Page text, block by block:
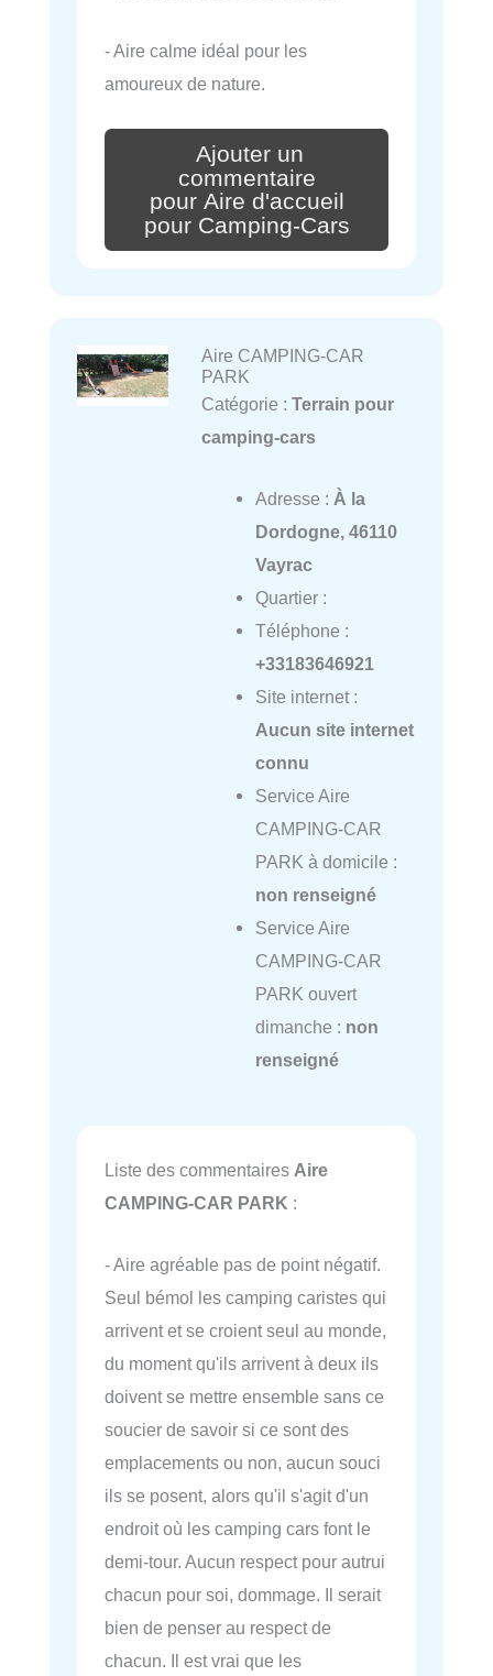
- Aire calme idéal pour les
amoureux de nature.
Ajouter un
commentaire
pour Aire d'accueil
pour Camping-Cars
Aire CAMPING-CAR
PARK
Catégorie : Terrain pour
camping-cars
Adresse : À la
Dordogne, 46110
Vayrac
Quartier :
Téléphone :
+33183646921
Site internet :
Aucun site internet
connu
Service Aire
CAMPING-CAR
PARK à domicile :
non renseigné
Service Aire
CAMPING-CAR
PARK ouvert
dimanche : non
renseigné
Liste des commentaires Aire
CAMPING-CAR PARK :
- Aire agréable pas de point négatif.
Seul bémol les camping caristes qui
arrivent et se croient seul au monde,
du moment qu'ils arrivent à deux ils
doivent se mettre ensemble sans ce
soucier de savoir si ce sont des
emplacements ou non, aucun souci
ils se posent, alors qu'il s'agit d'un
endroit où les camping cars font le
demi-tour. Aucun respect pour autrui
chacun pour soi, dommage. Il serait
bien de penser au respect de
chacun. Il est vrai que les